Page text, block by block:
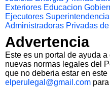
Exteriores Educacion
Ejecutores
Administradoras Privadas
Advertencia
Este es un portal de ayuda
nuevas normas legales del
que no deberia estar en
elperulegal@gmail.com